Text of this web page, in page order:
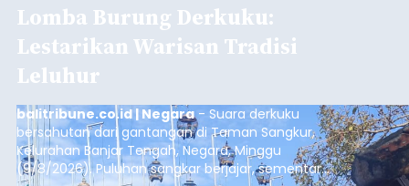
Lomba Burung Derkuku:
Lestarikan Warisan Tradisi
Leluhur
balitribune.co.id | Negara- Suara derkuku
bersahutan dari gantangan di Taman Sangkur,
Kelurahan Banjar Tengah, Negara, Minggu
(9/8/2026). Puluhan sangkar berjajar, sementara